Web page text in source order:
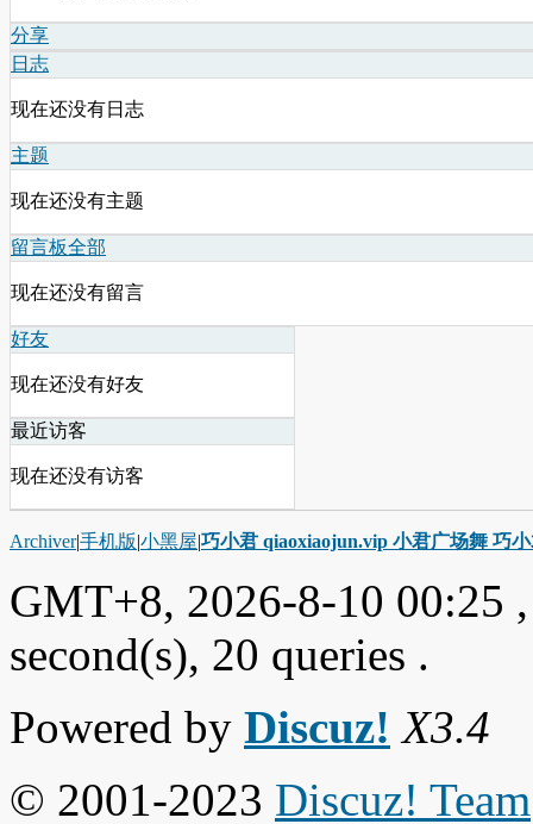
分享
日志
现在还没有日志
主题
现在还没有主题
留言板全部
现在还没有留言
好友
现在还没有好友
最近访客
现在还没有访客
Archiver|手机版|小黑屋|巧小君 qiaoxiaojun.vip 小君广场舞 巧
GMT+8, 2026-8-10 00:25
second(s), 20 queries .
Powered by Discuz! X3.4
© 2001-2023 Discuz! Team